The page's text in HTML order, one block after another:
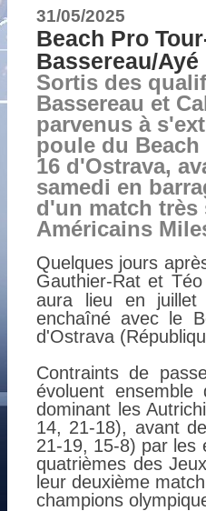
31/05/2025
Beach Pro
Bassereau/
Sortis des
Bassereau et
parvenus à
poule du
16 d'Ostrava,
samedi en
d'un match très
Américains
Quelques jours
Gauthier-Rat et
aura lieu en
enchaîné avec le
d'Ostrava
Contraints de
évoluent
dominant les
14, 21-18), avant
21-19, 15-8) par les
quatrièmes des
leur deuxième
champions